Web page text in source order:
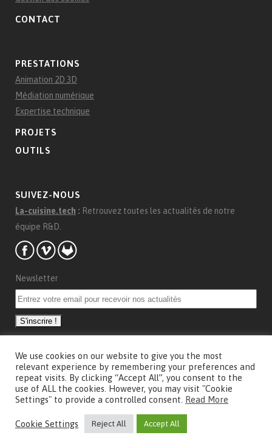
CONTACT
PRESTATIONS
Animation 2D 3D
Médiation numérique
Expertise technique
PROJETS
OUTILS
SUIVEZ-NOUS
La-cuisine.tech : Retrouvez toutes les actualités de notre
équipe R&D.
Newsletter
CONCEPTION
Conception et communication visuelle Marie Saby
We use cookies on our website to give you the most
relevant experience by remembering your preferences and
repeat visits. By clicking “Accept All”, you consent to the
use of ALL the cookies. However, you may visit "Cookie
Settings" to provide a controlled consent. Read More
Cookie Settings Reject All Accept All